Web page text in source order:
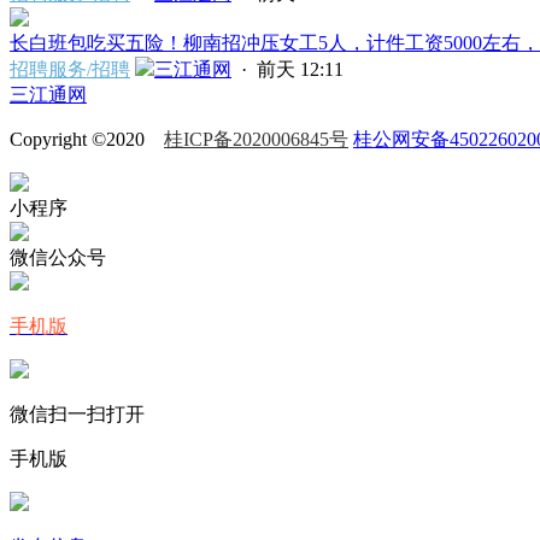
长白班包吃买五险！柳南招冲压女工5人，计件工资5000左右
招聘服务/招聘
三江通网 · 前天 12:11
三江通网
Copyright ©2020 桂ICP备2020006845号 桂公网安备
小程序
微信公众号
手机版
微信扫一扫打开
手机版